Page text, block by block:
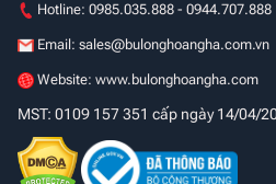
Hotline: 0985.035.888 - 0944.707.888
Email: sales@bulonghoangha.com.vn
Website: www.bulonghoangha.com
MST: 0109 157 351 cấp ngày 14/04/